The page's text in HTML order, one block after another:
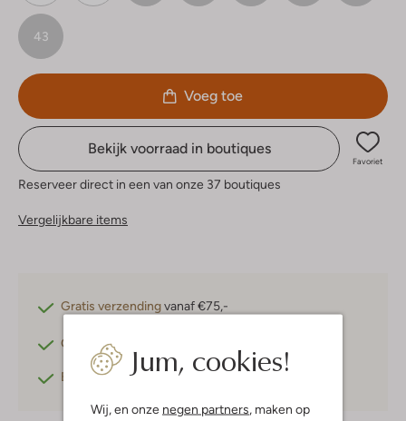
Jum, cookies!
Wij, en onze negen partners , maken op
43
Voeg toe
Bekijk voorraad in boutiques
Favoriet
Reserveer direct in een van onze 37 boutiques
Vergelijkbare items
Gratis verzendingvanaf €75,-
Gratis retourneren
Betaal achteraf met Klarna